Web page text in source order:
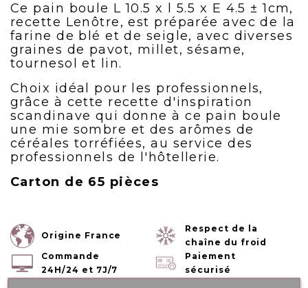
Ce pain boule L 10.5 x l 5.5 x E 4.5 ± 1cm,
recette Lenôtre, est préparée avec de la
farine de blé et de seigle, avec diverses
graines de pavot, millet, sésame,
tournesol et lin.
Choix idéal pour les professionnels,
grâce à cette recette d'inspiration
scandinave qui donne à ce pain boule
une mie sombre et des arômes de
céréales torréfiées, au service des
professionnels de l'hôtellerie.
Carton de 65 pièces
Origine France
Respect de la
chaîne du froid
Commande
24H/24 et 7J/7
Paiement
sécurisé